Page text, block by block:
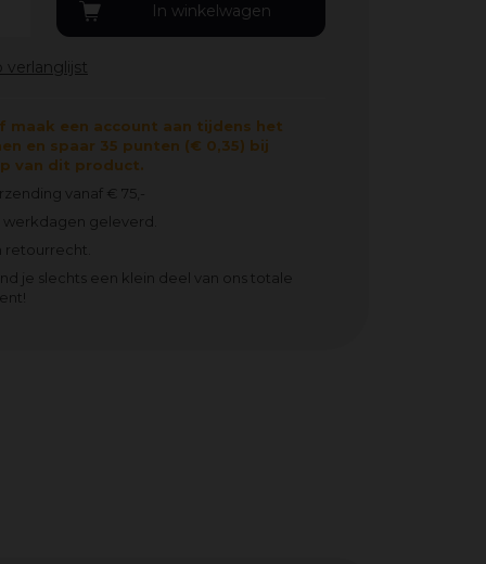
maak een account aan tijdens het
en spaar 35 punten (€ 0,35) bij
van dit product.
vanaf € 75,-
werkdagen geleverd.
retourrecht.
je slechts een klein deel van ons totale